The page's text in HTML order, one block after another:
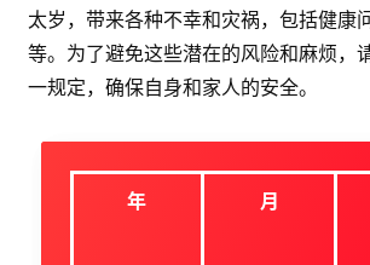
太岁，带来各种不幸和灾祸，包括健康
等。为了避免这些潜在的风险和麻烦，
一规定，确保自身和家人的安全。
年 月